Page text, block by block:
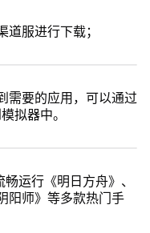
道服进行下载；
需要的应用，可以通过
拟器中。
运行《明日方舟》、
阳师》等多款热门手